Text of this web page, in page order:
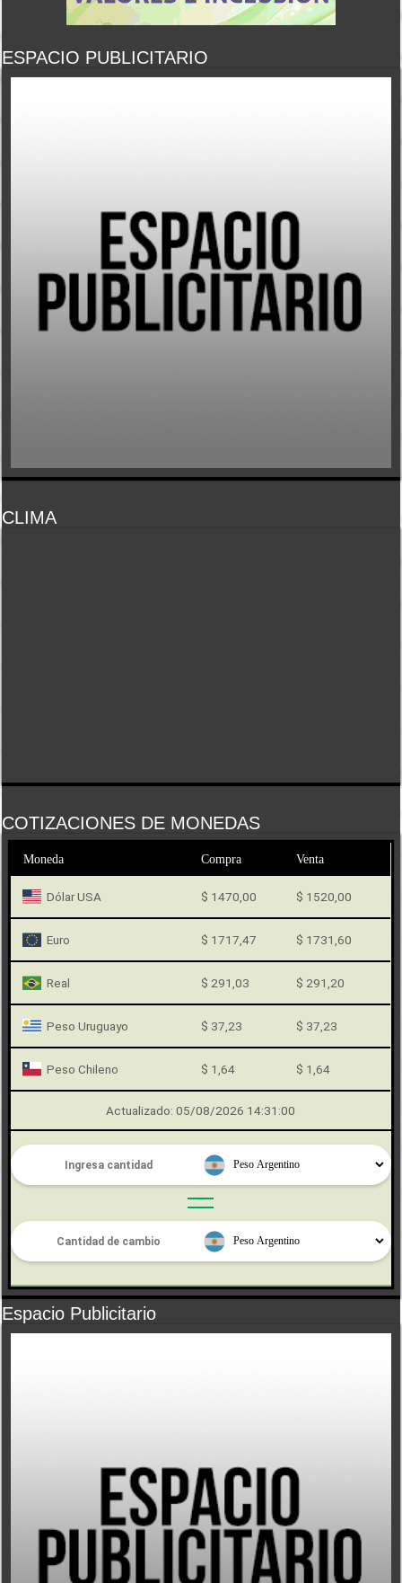
ESPACIO PUBLICITARIO
CLIMA
COTIZACIONES DE MONEDAS
Moneda Compra Venta
Dólar USA $ 1470,00 $ 1520,00
Euro $ 1717,47 $ 1731,60
Real $ 291,03 $ 291,20
Peso Uruguayo $ 37,23 $ 37,23
Peso Chileno $ 1,64 $ 1,64
Actualizado: 05/08/2026 14:31:00
Espacio Publicitario